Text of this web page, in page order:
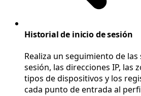
Historial de inicio de sesión
Realiza un seguimiento de
sesión, las direcciones IP, las
tipos de dispositivos y los
cada punto de entrada al